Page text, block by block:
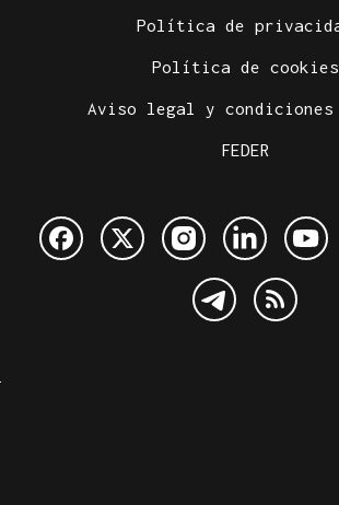
Política de
Política de cookies
Aviso legal y condiciones
FEDER